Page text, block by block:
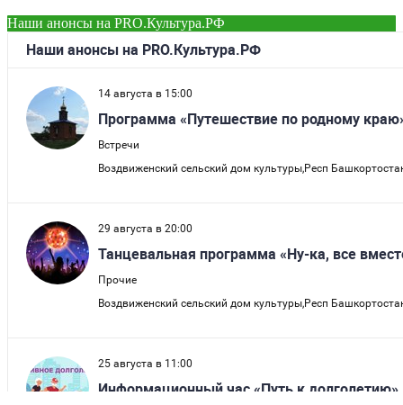
Наши анонсы на PRO.Культура.РФ